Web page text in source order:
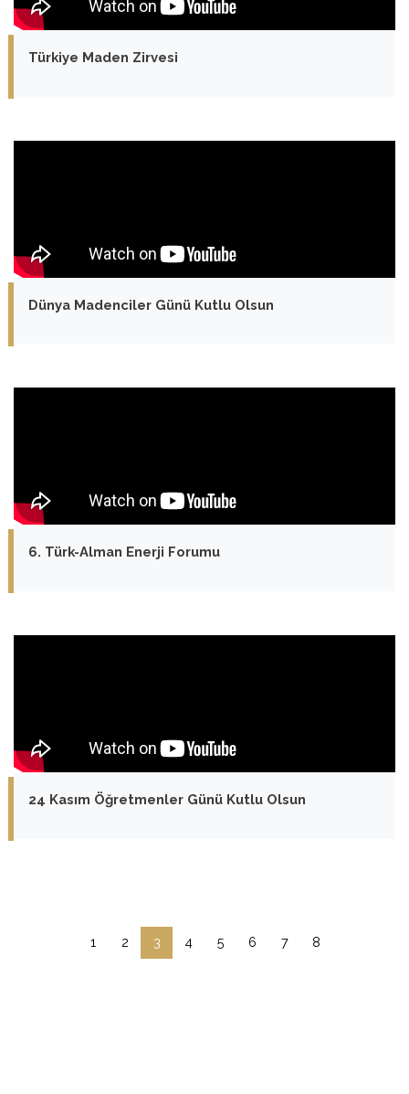
Türkiye Maden Zirvesi
Dünya Madenciler Günü Kutlu Olsun
6. Türk-Alman Enerji Forumu
24 Kasım Öğretmenler Günü Kutlu Olsun
1 2 3 4 5 6 7 8